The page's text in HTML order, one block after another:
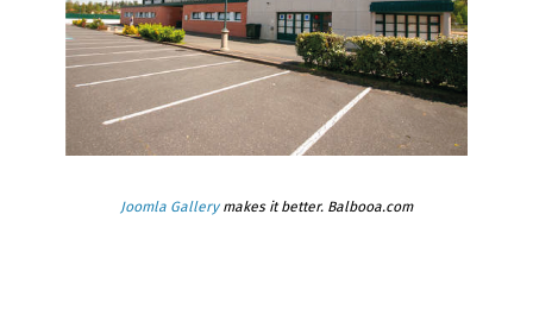
Joomla Gallerymakes it better. Balbooa.com